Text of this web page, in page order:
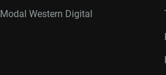
Modal Western Digital